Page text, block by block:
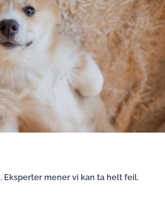
Eksperter mener vi kan ta helt feil.